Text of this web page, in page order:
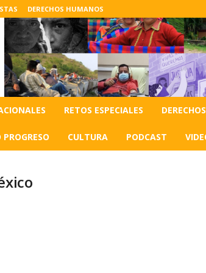
DERECHOS HUMANOS
RETOS ESPECIALES
PROGRESO CULTURA PODCAST